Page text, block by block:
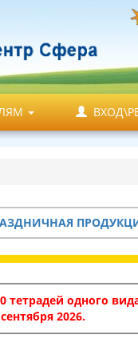
одного
2026.